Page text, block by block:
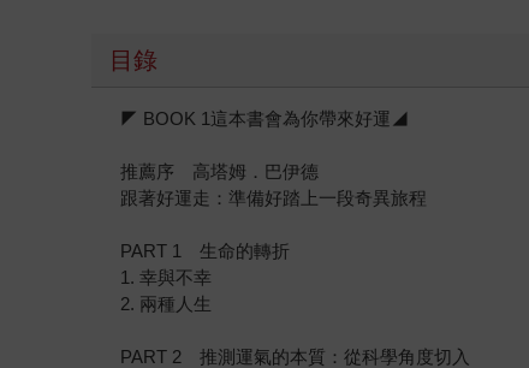
目錄
◤ BOOK 1這本書會為你帶來好運◢
推薦序 高塔姆．巴伊德
跟著好運走：準備好踏上一段奇異旅程
PART 1 生命的轉折
1. 幸與不幸
2. 兩種人生
PART 2 推測運氣的本質：從科學角度切入